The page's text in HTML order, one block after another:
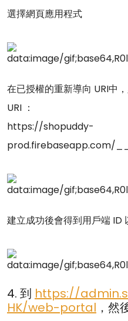
選擇網頁應用程式
在已授權的重新導向 URI中
URI ：
https://shopuddy-
prod.firebaseapp.com/
建立成功後會得到用戶端 ID
4. 到 https://
HK/web-portal ，然